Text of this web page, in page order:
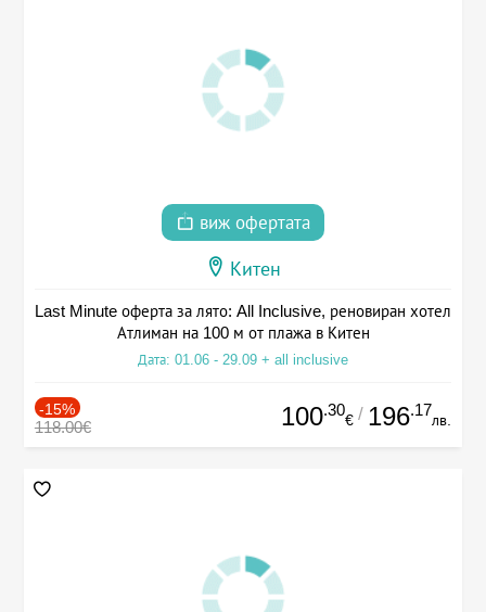
виж офертата
Китен
Last Minute оферта за лято: All Inclusive, реновиран хотел
Атлиман на 100 м от плажа в Китен
Дата: 01.06 - 29.09 + all inclusive
-15%
118.00€ 100.30
€ / 196.17
лв.